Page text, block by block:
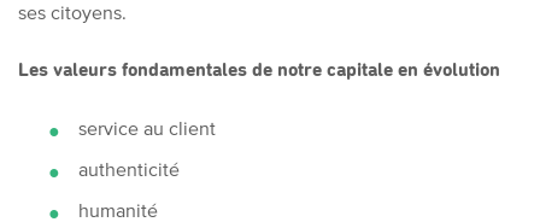
ses citoyens.
Les valeurs fondamentales de notre capitale en évolution
service au client
authenticité
humanité